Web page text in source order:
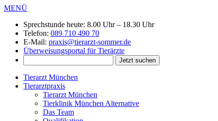
MENÜ
Sprechstunde heute: 8.00 Uhr – 18.30 Uhr
Telefon: 089 710 490 70
E-Mail: praxis@tierarzt-sommer.de
Überweisungsportal für Tierärzte
Tierarzt München
Tierarztpraxis
Tierarzt München
Tierklinik München Alternative
Das Team